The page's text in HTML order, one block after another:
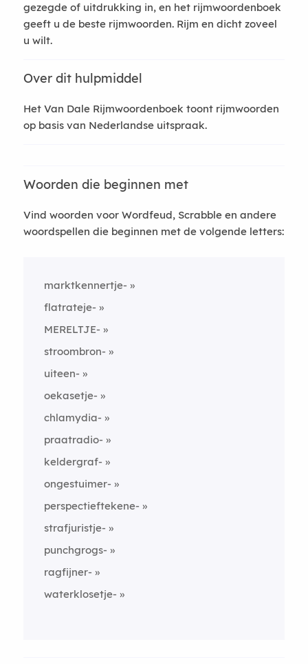
gezegde of uitdrukking in, en het rijmwoordenboek
geeft u de beste rijmwoorden. Rijm en dicht zoveel
u wilt.
Over dit hulpmiddel
Het Van Dale Rijmwoordenboek toont rijmwoorden
op basis van Nederlandse uitspraak.
Woorden die beginnen met
Vind woorden voor Wordfeud, Scrabble en andere
woordspellen die beginnen met de volgende letters:
marktkennertje-
flatrateje-
MERELTJE-
stroombron-
uiteen-
oekasetje-
chlamydia-
praatradio-
keldergraf-
ongestuimer-
perspectieftekene-
strafjuristje-
punchgrogs-
ragfijner-
waterklosetje-